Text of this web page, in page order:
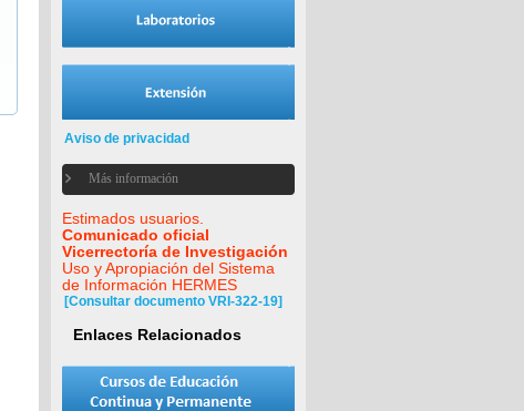
Aviso de privacidad
Más información
Estimados usuarios.
Comunicado oficial
Vicerrectoría de Investigación
Uso y Apropiación del Sistema
de Información HERMES
[Consultar documento VRI-322-19]
Enlaces Relacionados